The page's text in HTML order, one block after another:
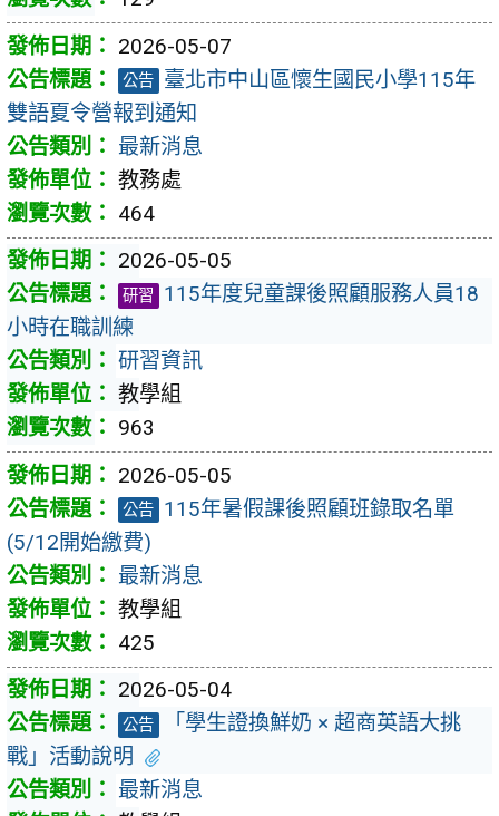
2026-05-07
公告 臺北市中山區懷生國民小學115年
雙語夏令營報到通知
最新消息
教務處
464
2026-05-05
研習
115年度兒童課後照顧服務人員18
小時在職訓練
研習資訊
教學組
963
2026-05-05
公告 115年暑假課後照顧班錄取名單
(5/12開始繳費)
最新消息
教學組
425
2026-05-04
公告
「學生證換鮮奶 × 超商英語大挑
戰」活動說明
最新消息